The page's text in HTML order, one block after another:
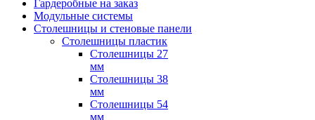
Гардеробные на заказ
Модульные системы
Столешницы и стеновые панели
Столешницы пластик
Столешницы 27
мм
Столешницы 38
мм
Столешницы 54
мм